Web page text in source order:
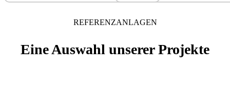
REFERENZANLAGEN
Eine Auswahl unserer Projekte